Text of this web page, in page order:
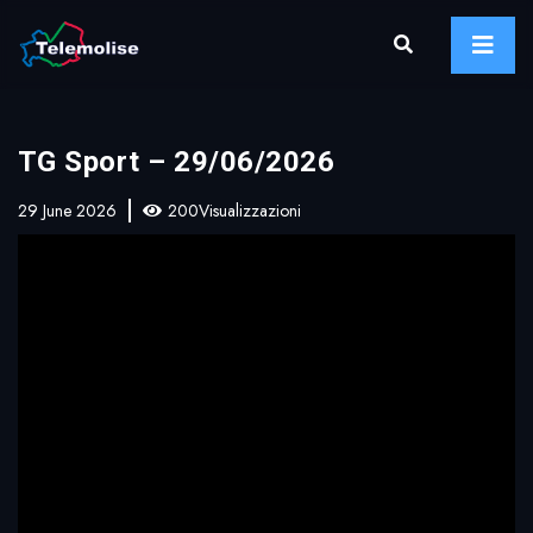
TG Sport – 29/06/2026
29 June 2026 200Visualizzazioni